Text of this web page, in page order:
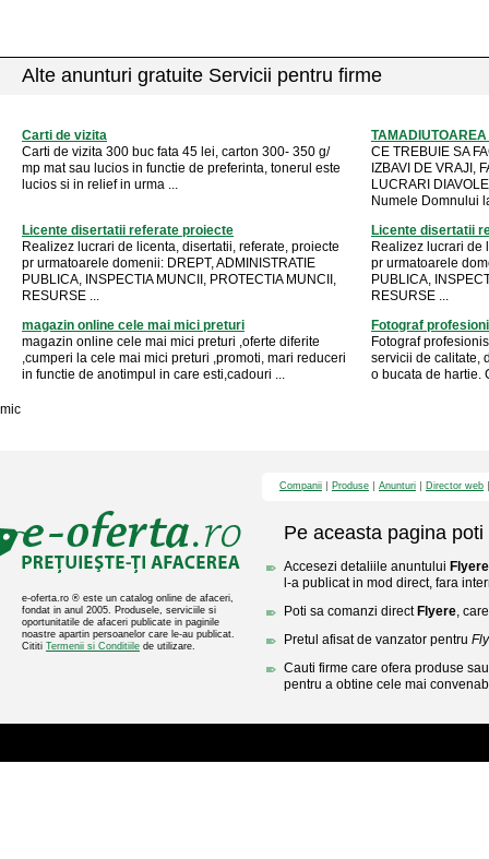
Alte anunturi gratuite Servicii pentru firme
Carti de vizita
Carti de vizita 300 buc fata 45 lei, carton 300- 350 g/
mp mat sau lucios in functie de preferinta, tonerul este
lucios si in relief in urma ...
CE TREBUIE SA
IZBAVI DE VRAJI,
LUCRARI
Numele Domnului
Licente disertatii referate proiecte
Realizez lucrari de licenta, disertatii, referate, proiecte
pr urmatoarele domenii: DREPT, ADMINISTRATIE
PUBLICA, INSPECTIA MUNCII, PROTECTIA MUNCII,
RESURSE ...
Licente disertatii
Realizez lucrari de
pr urmatoarele
PUBLICA,
RESURSE ...
magazin online cele mai mici preturi
magazin online cele mai mici preturi ,oferte diferite
,cumperi la cele mai mici preturi ,promoti, mari reduceri
in functie de anotimpul in care esti,cadouri ...
Fotograf
Fotograf
servicii de calitate,
o bucata de hartie.
mic
e-oferta.ro ® este un catalog online de afaceri,
fondat in anul 2005. Produsele, serviciile si
oportunitatile de afaceri publicate in paginile
noastre apartin persoanelor care le-au publicat.
Cititi Termenii si Conditiile de utilizare.
Companii Produse Anunturi Director web
Pe aceasta pagina poti
Accesezi detaliile anuntului Flyere
l-a publicat in mod direct, fara
Poti sa comanzi direct Flyere,
Pretul afisat de vanzator pentru
Cauti firme care ofera produse
pentru a obtine cele mai